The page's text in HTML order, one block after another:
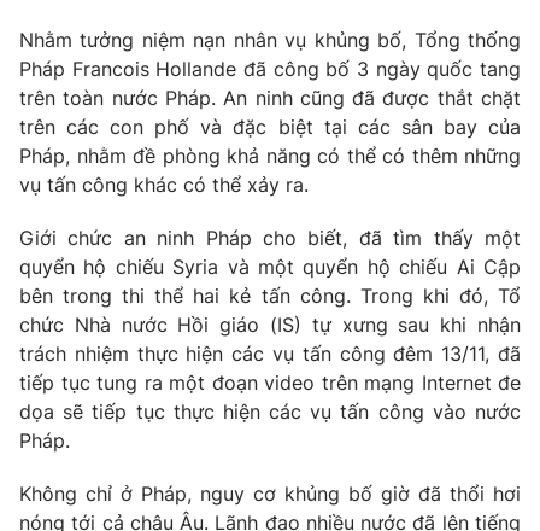
Sản phẩm
Thị trường
Tư vấn
Giao lưu trực tuyến
Lịch phát sóng
Chuyên mục khác
Emagazine Podcast
Photo Infographic
Video Shorts video
VTV Money
VTV Sức khoẻ Bất động sản
Nhằm tưởng niệm nạn nhân vụ khủng bố, Tổng thống
Pháp Francois Hollande đã công bố 3 ngày quốc tang
trên toàn nước Pháp. An ninh cũng đã được thắt chặt
trên các con phố và đặc biệt tại các sân bay của
Pháp, nhằm đề phòng khả năng có thể có thêm những
vụ tấn công khác có thể xảy ra.
Giới chức an ninh Pháp cho biết, đã tìm thấy một
quyển hộ chiếu Syria và một quyển hộ chiếu Ai Cập
bên trong thi thể hai kẻ tấn công. Trong khi đó, Tổ
chức Nhà nước Hồi giáo (IS) tự xưng sau khi nhận
trách nhiệm thực hiện các vụ tấn công đêm 13/11, đã
tiếp tục tung ra một đoạn video trên mạng Internet đe
dọa sẽ tiếp tục thực hiện các vụ tấn công vào nước
Pháp.
Không chỉ ở Pháp, nguy cơ khủng bố giờ đã thổi hơi
nóng tới cả châu Âu. Lãnh đạo nhiều nước đã lên tiếng